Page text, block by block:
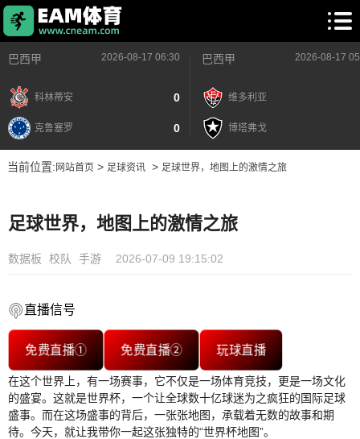
巴西甲 2026-08-17 06:30
科林蒂安 0
克鲁塞罗 0
巴西甲 2026-08-17
维多利亚
博塔弗戈
当前位置: 网站首页> 足球资讯> 足球世界，地图上的激情之旅
足球世界，地图上的激情之旅
数据板 校队 手游 2026-07-09 19:15:02
直播信号
免费直播① 免费直播② 玩球直播
在这个世界上，有一场赛事，它不仅是一场体育竞技，更是一场文化
的盛宴。这就是世界杯，一个让全球数十亿球迷为之疯狂的国际足球
盛事。而在这场盛事的背后，一张张地图，承载着无数的故事和期
待。今天，就让我带你一起这张独特的“世界杯地图”。